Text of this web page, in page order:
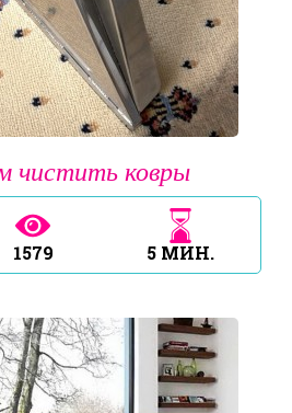
чистить ковры
1579 5 МИН.